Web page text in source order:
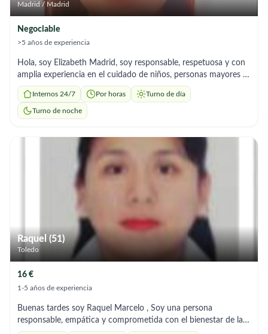
Madrid / Madrid
Negociable
>5 años de experiencia
Hola, soy Elizabeth Madrid, soy responsable, respetuosa y con
amplia experiencia en el cuidado de niños, personas mayores y
limpieza del hogar, ya que en mi pais me dedique por muchos
años a los cuidados de niños adicional tengo 2 hijos que al uno
ser madre vive estas experiencias de manera distinta lo que me
y comprometido, garantizando el bienestar y la seguridad de
las personas a mi cuidado, soy organizada, puntual y con
vocación de servicio. Estoy ofreciendo mis servicios en:
Cuidado de niños (acompañamiento, alimentación, apoyo en
(acompañamiento, apoyo en actividades diarias, supervisión,)
Limpieza general del hogar (orden, aseo profundo,
mantenimiento) en empresas o casas de familia Estoy
disponible en cualquier horario que me necesiten estoy a
disponibilidad completa madridliza15@gmail.com Móvil
Internos 24/7 Por horas Turno de día
Turno de noche
Raquel (51)
Toledo
16 €
1-5 años de experiencia
Buenas tardes soy Raquel Marcelo , Soy una persona
responsable, empática y comprometida con el bienestar de las
personas. Cuento con formación como Técnica en Enfermería y